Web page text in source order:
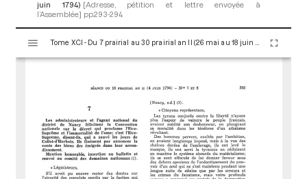
juin 1794) [Adresse, pétition et lettre envoyée à
l’Assemblée] pp.293-294
s